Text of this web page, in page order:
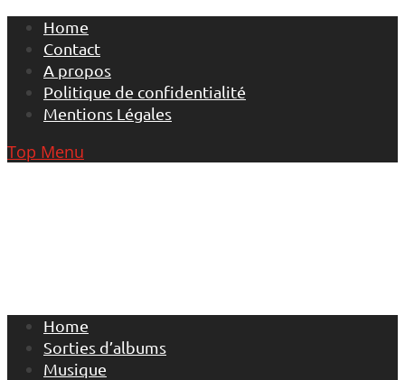
Skip
content
Home
Contact
A propos
Politique de confidentialité
Mentions Légales
Top Menu
Home
Sorties d’albums
Musique